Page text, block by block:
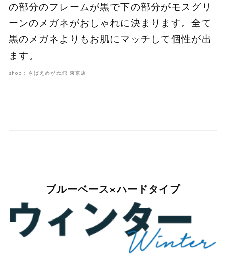
の部分のフレームが黒で下の部分がモスグリ
ーンのメガネがおしゃれに決まります。全て
黒のメガネよりもお肌にマッチして個性が出
ます。
shop : さばえめがね館 東京店
ブルーベース×ハードタイプ